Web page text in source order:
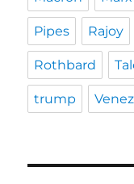
Pipes Rajoy
Rothbard
trump